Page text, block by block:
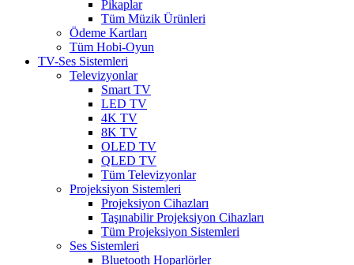
Pikaplar
Tüm Müzik Ürünleri
Ödeme Kartları
Tüm Hobi-Oyun
TV-Ses Sistemleri
Televizyonlar
Smart TV
LED TV
4K TV
8K TV
OLED TV
QLED TV
Tüm Televizyonlar
Projeksiyon Sistemleri
Projeksiyon Cihazları
Taşınabilir Projeksiyon Cihazları
Tüm Projeksiyon Sistemleri
Ses Sistemleri
Bluetooth Hoparlörler